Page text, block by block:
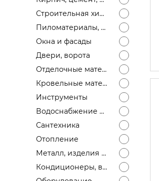
Строительная химия
Пиломатериалы, лесоматериалы
Окна и фасады
Двери, ворота
Отделочные материалы
Кровельные материалы
Инструменты
Водоснабжение и канализация
Сантехника
Отопление
Металл, изделия из металла
Кондиционеры, вентиляция